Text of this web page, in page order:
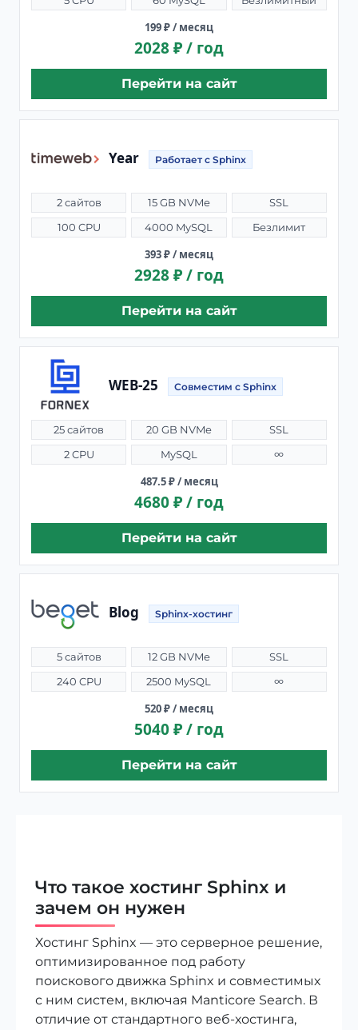
199 ₽ / месяц
2028 ₽ / год
Перейти на сайт
Year Работает с Sphinx
2 сайтов 15 GB NVMe
SSL
100 CPU
4000 MySQL Безлимит
393 ₽ / месяц
2928 ₽ / год
Перейти на сайт
WEB-25 Совместим с Sphinx
25 сайтов 20 GB NVMe
SSL
2 CPU
MySQL ∞
487.5 ₽ / месяц
4680 ₽ / год
Перейти на сайт
Blog Sphinx-хостинг
5 сайтов 12 GB NVMe
SSL
240 CPU
2500 MySQL ∞
520 ₽ / месяц
5040 ₽ / год
Перейти на сайт
Что такое хостинг Sphinx и
зачем он нужен
Хостинг Sphinx — это серверное решение,
оптимизированное под работу
поискового движка Sphinx и совместимых
с ним систем, включая Manticore Search. В
отличие от стандартного веб-хостинга,